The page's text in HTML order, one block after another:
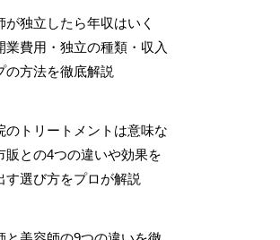
が独立したら年収はいく
業費用・独立の種類・収入
の方法を徹底解説
のトリートメントは意味な
販との4つの違いや効果を
す選び方をプロが解説